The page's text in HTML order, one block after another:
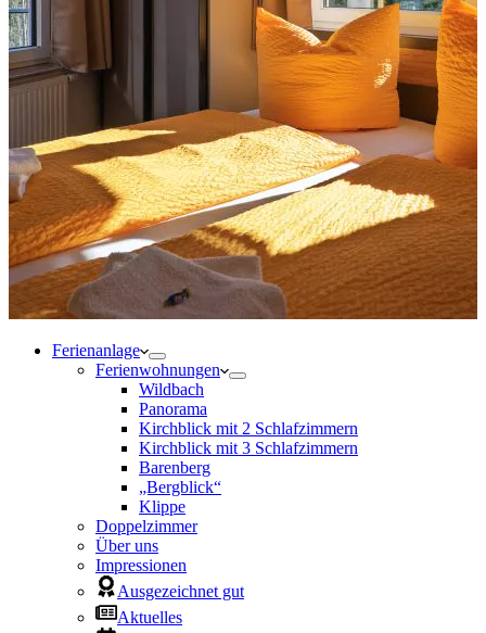
Ferienanlage
Ferienwohnungen
Wildbach
Panorama
Kirchblick mit 2 Schlafzimmern
Kirchblick mit 3 Schlafzimmern
Barenberg
„Bergblick“
Klippe
Doppelzimmer
Über uns
Impressionen
Ausgezeichnet gut
Aktuelles